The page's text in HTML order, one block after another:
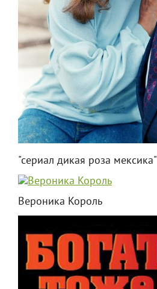
"сериал дикая роза мексика"
Вероника Король